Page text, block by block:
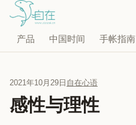
产品 中国时间 手帐指南
2021年10月29日 自在心语
感性与理性